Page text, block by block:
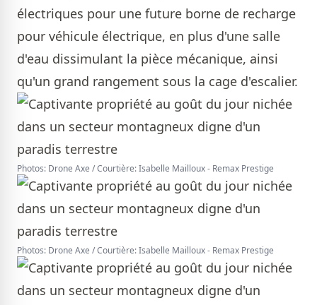
électriques pour une future borne de recharge
pour véhicule électrique, en plus d'une salle
d'eau dissimulant la pièce mécanique, ainsi
qu'un grand rangement sous la cage d'escalier.
Photos: Drone Axe / Courtière: Isabelle Mailloux - Remax Prestige
Photos: Drone Axe / Courtière: Isabelle Mailloux - Remax Prestige